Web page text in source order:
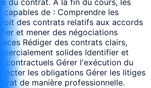
de : Comprendre les
des contrats relatifs aux accords
et mener des négociations
Rédiger des contrats clairs,
solides Identifier et
contractuels Gérer l'exécution du
les obligations Gérer les litiges
de manière professionnelle.